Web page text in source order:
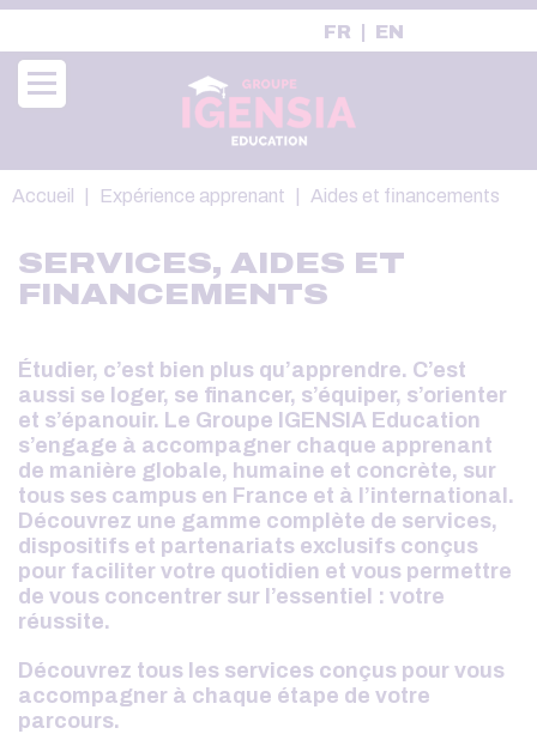
Aller
contenu
principal
FR EN
Fil
Accueil Expérience apprenant Aides et financements
SERVICES, AIDES ET
FINANCEMENTS
Étudier, c’est bien plus qu’apprendre. C’est
aussi se loger, se financer, s’équiper, s’orienter
et s’épanouir. Le Groupe IGENSIA Education
s’engage à accompagner chaque apprenant
de manière globale, humaine et concrète, sur
tous ses campus en France et à l’international.
Découvrez une gamme complète de services,
dispositifs et partenariats exclusifs conçus
pour faciliter votre quotidien et vous permettre
de vous concentrer sur l’essentiel : votre
réussite.
Découvrez tous les services conçus pour vous
accompagner à chaque étape de votre
parcours.